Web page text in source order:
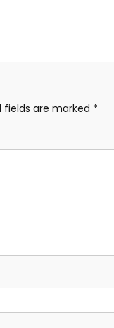
fields are marked *